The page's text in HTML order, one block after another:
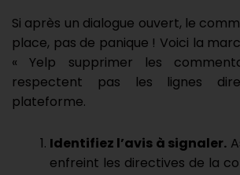
Si après un dialogue ouvert, le
place, pas de panique ! Voici la
« Yelp supprimer les
respectent pas les lignes
plateforme.
Identifiez l’avis à signaler.
enfreint les directives de la